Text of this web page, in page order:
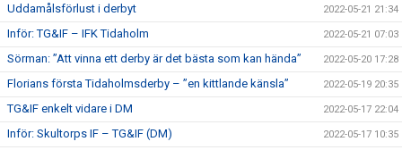
Uddamålsförlust i derbyt 2022-05-21 21:34
Inför: TG&IF – IFK Tidaholm 2022-05-21 07:03
Sörman: ”Att vinna ett derby är det bästa som kan hända” 2022-05-20 17:28
Florians första Tidaholmsderby – ”en kittlande känsla” 2022-05-19 20:35
TG&IF enkelt vidare i DM 2022-05-17 22:04
Inför: Skultorps IF – TG&IF (DM) 2022-05-17 10:35